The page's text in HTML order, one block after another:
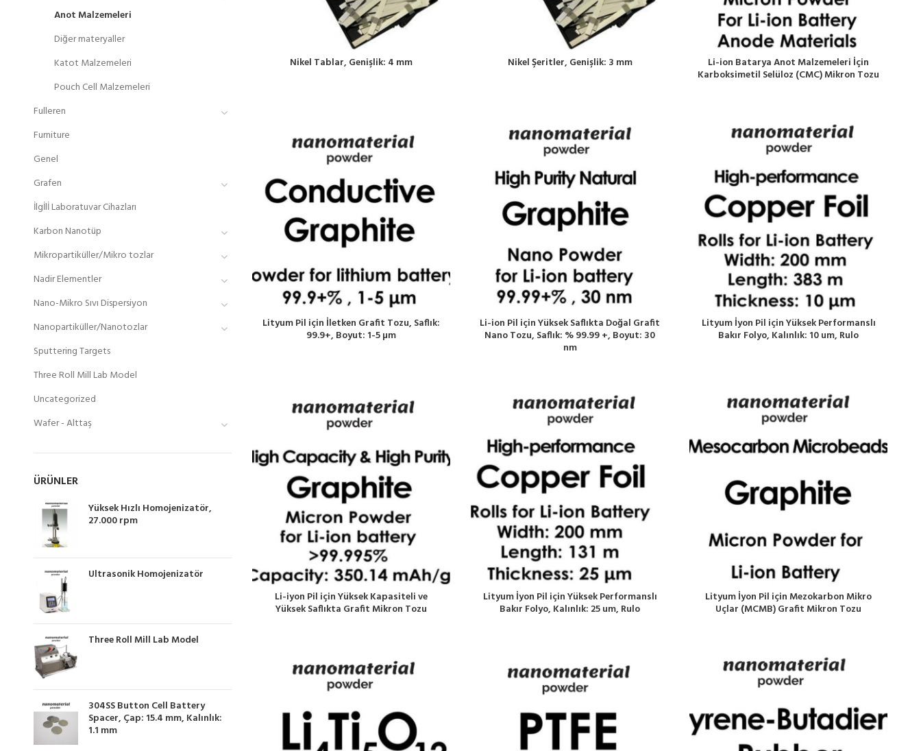
Nikel Tablar, Genişlik: 4 mm Nikel Şeritler, Genişlik: 3 mm Li-ion Batarya Anot Malzemeleri İçin
Karboksimetil Selüloz (CMC) Mikron Tozu
Lityum Pil için İletken Grafit Tozu, Saflık:
99.9+, Boyut: 1-5 µm
Li-ion Pil için Yüksek Saflıkta Doğal Grafit
Nano Tozu, Saflık: % 99.99 +, Boyut: 30
nm
Lityum İyon Pil için Yüksek Performanslı
Bakır Folyo, Kalınlık: 10 um, Rulo
Li-iyon Pil için Yüksek Kapasiteli ve
Yüksek Saflıkta Grafit Mikron Tozu
Lityum İyon Pil için Yüksek Performanslı
Bakır Folyo, Kalınlık: 25 um, Rulo
Lityum İyon Pil için Mezokarbon Mikro
Uçlar (MCMB) Grafit Mikron Tozu
Anot Malzemeleri
Diğer materyaller
Katot Malzemeleri
Pouch Cell Malzemeleri
Fulleren
Furniture
Genel
Grafen
İlgİlİ Laboratuvar Cihazları
Karbon Nanotüp
Mikropartiküller/Mikro tozlar
Nadir Elementler
Nano-Mikro Sıvı Dispersiyon
Nanopartiküller/Nanotozlar
Sputtering Targets
Three Roll Mill Lab Model
Uncategorized
Wafer - Alttaş
ÜRÜNLER
Yüksek Hızlı Homojenizatör,
27.000 rpm
Ultrasonik Homojenizatör
Three Roll Mill Lab Model
304SS Button Cell Battery
Spacer, Çap: 15.4 mm, Kalınlık:
1.1 mm